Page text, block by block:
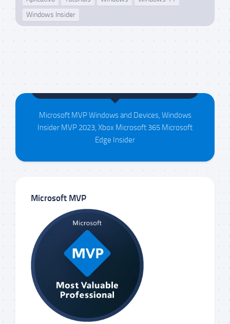
Windows Insider
Maison da Silva
Microsoft MVP Windows and Devices, Windows
Insider MVP 2023, Xbox Microsoft 365 Microsoft
Edge Insider
Microsoft MVP